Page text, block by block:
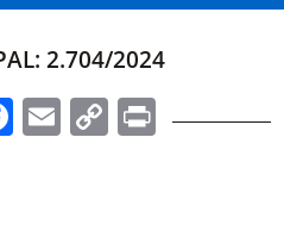
2.704/2024
Facebook
EmailCopyPrint